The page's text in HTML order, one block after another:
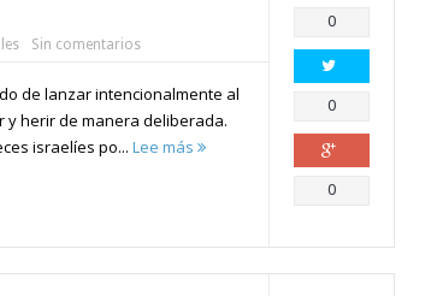
Sin comentarios
de lanzar intencionalmente al
herir de manera deliberada.
israelíes po... Lee más
Compartir
0
Compartir
0
Compartir
0